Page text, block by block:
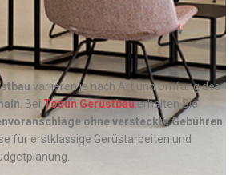
variieren je nach Art und Umfang des
. Bei Tosun Gerüstbauerhalten Sie
ohne versteckte Gebühren
für erstklassige Gerüstarbeiten und